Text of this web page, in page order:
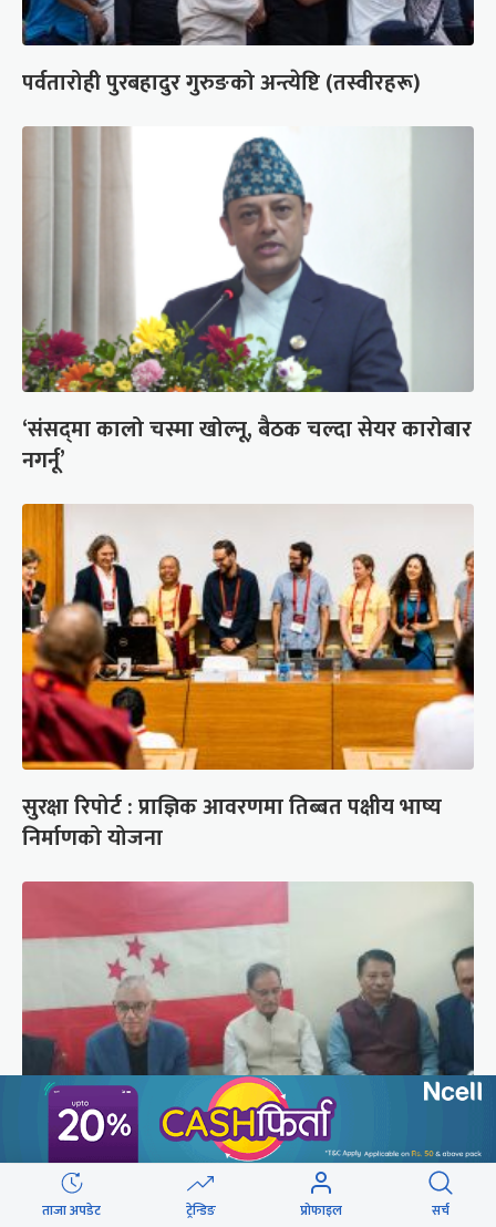
पर्वतारोही पुरबहादुर गुरुङको अन्त्येष्टि (तस्वीरहरू)
‘संसद्‍मा कालो चस्मा खोल्नू, बैठक चल्दा सेयर कारोबार
नगर्नू’
सुरक्षा रिपोर्ट : प्राज्ञिक आवरणमा तिब्बत पक्षीय भाष्य
निर्माणको योजना
कांग्रेस संस्थापन इतर समूहको राष्ट्रिय भेलालाई देउवाले
सम्बोधन गर्ने
ताजा अपडेट ट्रेन्डिङ प्रोफाइल सर्च